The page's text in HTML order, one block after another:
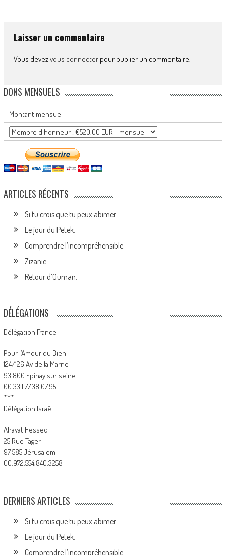
Laisser un commentaire
Vous devezvous connecterpour publier un commentaire.
DONS MENSUELS
Montant mensuel
ARTICLES RÉCENTS
Si tu crois que tu peux abimer…
Le jour du Petek.
Comprendre l’incompréhensible.
Zizanie.
Retour d’Ouman.
DÉLÉGATIONS
Délégation France
Pour l’Amour du Bien
124/126 Av de la Marne
93 800 Epinay sur seine
00.33.1.77.38.07.95
***
Délégation Israël
Ahavat Hessed
25 Rue Tager
97 585 Jérusalem
00.972.554.840.3258
DERNIERS ARTICLES
Si tu crois que tu peux abimer…
Le jour du Petek.
Comprendre l’incompréhensible.